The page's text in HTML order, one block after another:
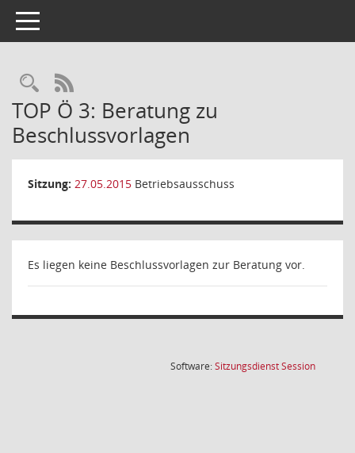
Toggle navigation
Rechercheauswahl
RSS-Feed
TOP Ö 3: Beratung zu
Beschlussvorlagen
Sitzung: 27.05.2015 Betriebsausschuss
Es liegen keine Beschlussvorlagen zur Beratung vor.
Software:SitzungsdienstSession(Wird in